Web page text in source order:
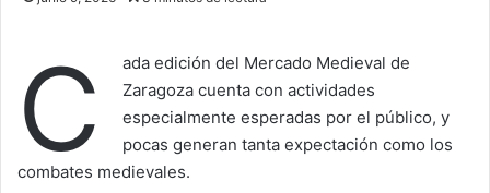
C
ada edición del Mercado Medieval de
Zaragoza cuenta con actividades
especialmente esperadas por el público, y
pocas generan tanta expectación como los
combates medievales.